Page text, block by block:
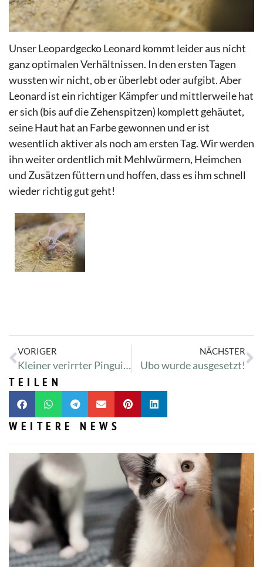
Unser Leopardgecko Leonard kommt leider aus nicht
ganz optimalen Verhältnissen. In den ersten Tagen
wussten wir nicht, ob er überlebt oder aufgibt. Aber
Leonard ist ein richtiger Kämpfer und mittlerweile hat
er sich (bis auf die Zehenspitzen) komplett gehäutet,
seine Haut hat an Farbe gewonnen und er ist
wesentlich aktiver als noch am ersten Tag. Wir werden
ihn weiter ordentlich mit Mehlwürmern, Heimchen
und Zusätzen füttern und hoffen, dass es ihm schnell
wieder richtig gut geht!
VORIGER
Kleiner verirrter Pinguin Darkwing Duck
NÄCHSTER
Ubo wurde ausgesetzt!
TEILEN
WEITERE NEWS